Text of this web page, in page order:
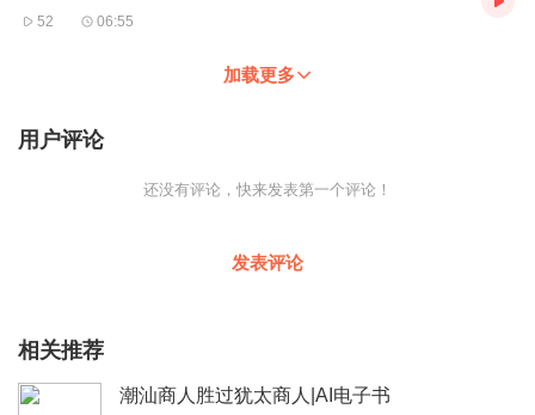
52 06:55
加载更多
用户评论
还没有评论，快来发表第一个评论！
发表评论
相关推荐
潮汕商人胜过犹太商人|AI电子书